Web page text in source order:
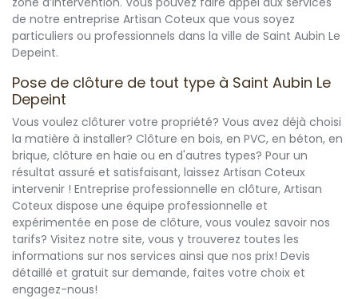
de notre entreprise Artisan Coteux que vous soyez
particuliers ou professionnels dans la ville de Saint Aubin Le
Depeint.
Pose de clôture de tout type à Saint Aubin Le
Depeint
Vous voulez clôturer votre propriété? Vous avez déjà choisi
la matière à installer? Clôture en bois, en PVC, en béton, en
brique, clôture en haie ou en d'autres types? Pour un
résultat assuré et satisfaisant, laissez Artisan Coteux
intervenir ! Entreprise professionnelle en clôture, Artisan
Coteux dispose une équipe professionnelle et
expérimentée en pose de clôture, vous voulez savoir nos
tarifs? Visitez notre site, vous y trouverez toutes les
informations sur nos services ainsi que nos prix! Devis
détaillé et gratuit sur demande, faites votre choix et
engagez-nous!